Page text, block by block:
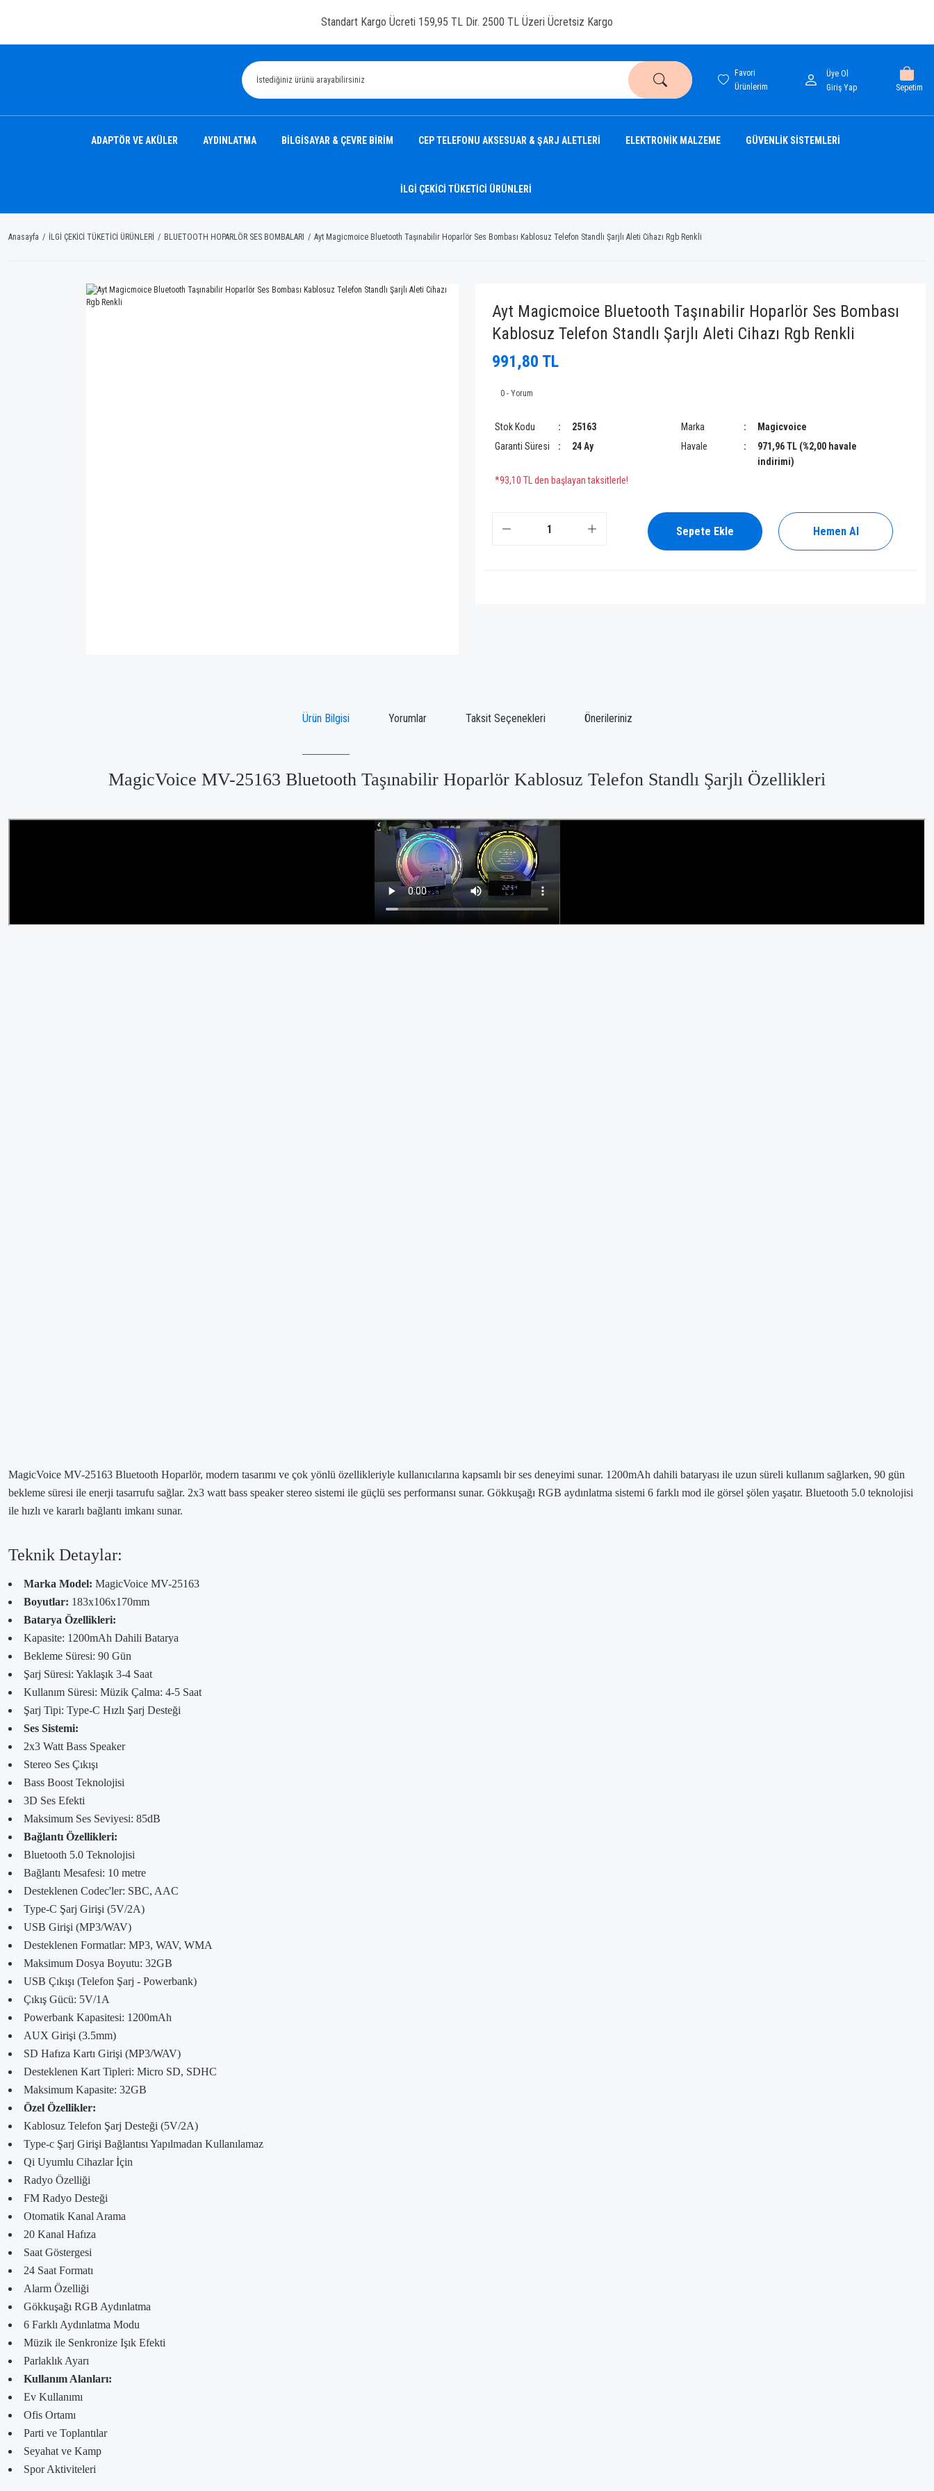
Standart Kargo Ücreti 159,95 TL Dir. 2500 TL Üzeri Ücretsiz Kargo
Favori
Ürünlerim
Giriş Yap
Üye Ol
Sepetim
ADAPTÖR VE AKÜLER AYDINLATMA BİLGİSAYAR & ÇEVRE BİRİM CEP TELEFONU AKSESUAR & ŞARJ ALETLERİ ELEKTRONİK MALZEME GÜVENLİK SİSTEMLERİ
İLGİ ÇEKİCİ TÜKETİCİ ÜRÜNLERİ
Anasayfa İLGİ ÇEKİCİ TÜKETİCİ ÜRÜNLERİ BLUETOOTH HOPARLÖR SES BOMBALARI Ayt Magicmoice Bluetooth Taşınabilir Hoparlör Ses Bombası Kablosuz Telefon Standlı Şarjlı Aleti Cihazı Rgb Renkli
Ayt Magicmoice Bluetooth Taşınabilir Hoparlör Ses Bombası
Kablosuz Telefon Standlı Şarjlı Aleti Cihazı Rgb Renkli
991,80 TL
0 - Yorum
Stok Kodu 25163 Marka
Magicvoice
Garanti Süresi
24 Ay Havale
971,96 TL (%2,00 havale
indirimi)
*93,10 TL den başlayan taksitlerle!
Sepete Ekle Hemen Al
Ürün Bilgisi Yorumlar Taksit Seçenekleri Önerileriniz
MagicVoice MV-25163 Bluetooth Taşınabilir Hoparlör Kablosuz Telefon Standlı Şarjlı Özellikleri
MagicVoice MV-25163 Bluetooth Hoparlör, modern tasarımı ve çok yönlü özellikleriyle kullanıcılarına kapsamlı bir ses deneyimi sunar. 1200mAh dahili bataryası ile uzun süreli kullanım sağlarken, 90 gün
bekleme süresi ile enerji tasarrufu sağlar. 2x3 watt bass speaker stereo sistemi ile güçlü ses performansı sunar. Gökkuşağı RGB aydınlatma sistemi 6 farklı mod ile görsel şölen yaşatır. Bluetooth 5.0 teknolojisi
ile hızlı ve kararlı bağlantı imkanı sunar.
Teknik Detaylar:
Marka Model: MagicVoice MV-25163
Boyutlar: 183x106x170mm
Batarya Özellikleri:
Kapasite: 1200mAh Dahili Batarya
Bekleme Süresi: 90 Gün
Şarj Süresi: Yaklaşık 3-4 Saat
Kullanım Süresi: Müzik Çalma: 4-5 Saat
Şarj Tipi: Type-C Hızlı Şarj Desteği
Ses Sistemi:
2x3 Watt Bass Speaker
Stereo Ses Çıkışı
Bass Boost Teknolojisi
3D Ses Efekti
Maksimum Ses Seviyesi: 85dB
Bağlantı Özellikleri:
Bluetooth 5.0 Teknolojisi
Bağlantı Mesafesi: 10 metre
Desteklenen Codec'ler: SBC, AAC
Type-C Şarj Girişi (5V/2A)
USB Girişi (MP3/WAV)
Desteklenen Formatlar: MP3, WAV, WMA
Maksimum Dosya Boyutu: 32GB
USB Çıkışı (Telefon Şarj - Powerbank)
Çıkış Gücü: 5V/1A
Powerbank Kapasitesi: 1200mAh
AUX Girişi (3.5mm)
SD Hafıza Kartı Girişi (MP3/WAV)
Desteklenen Kart Tipleri: Micro SD, SDHC
Maksimum Kapasite: 32GB
Özel Özellikler:
Kablosuz Telefon Şarj Desteği (5V/2A)
Type-c Şarj Girişi Bağlantısı Yapılmadan Kullanılamaz
Qi Uyumlu Cihazlar İçin
Radyo Özelliği
FM Radyo Desteği
Otomatik Kanal Arama
20 Kanal Hafıza
Saat Göstergesi
24 Saat Formatı
Alarm Özelliği
Gökkuşağı RGB Aydınlatma
6 Farklı Aydınlatma Modu
Müzik ile Senkronize Işık Efekti
Parlaklık Ayarı
Kullanım Alanları:
Ev Kullanımı
Ofis Ortamı
Parti ve Toplantılar
Seyahat ve Kamp
Spor Aktiviteleri